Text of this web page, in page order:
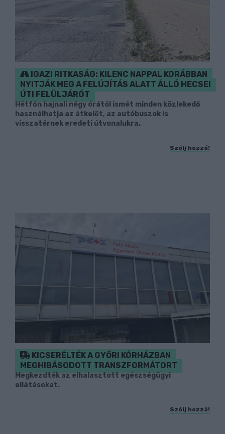
IGAZI RITKASÁG: KILENC NAPPAL KORÁBBAN
NYITJÁK MEG A FELÚJÍTÁS ALATT ÁLLÓ HECSEI
ÚTI FELÜLJÁRÓT
Hétfőn hajnali négy órától ismét minden közlekedő
használhatja az átkelőt, az autóbuszok is
visszatérnek eredeti útvonalukra.
Szólj hozzá!
KICSERÉLTÉK A GYŐRI KÓRHÁZBAN
MEGHIBÁSODOTT TRANSZFORMÁTORT
Megkezdték az elhalasztott egészségügyi
ellátásokat.
Szólj hozzá!